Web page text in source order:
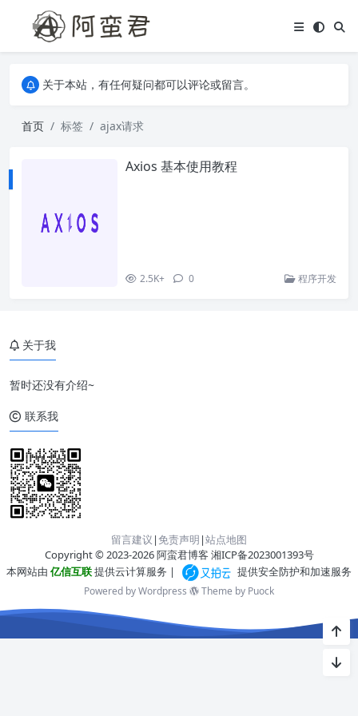
关于本站，有任何疑问都可以评论或留言。
关于本站，有任何疑问都可以评论或留言。
首页
标签 ajax请求
Axios 基本使用教程
2.5K+ 0 程序开发
关于我
暂时还没有介绍~
联系我
留言建议 |免责声明 |站点地图
Copyright © 2023-2026 阿蛮君博客 湘ICP备2023001393号
本网站由 亿信互联提供云计算服务 | 提供安全防护和加速服务
Powered by Wordpress Theme by Puock